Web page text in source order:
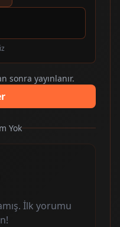
sonra yayınlanır.
Yok
İlk yorumu